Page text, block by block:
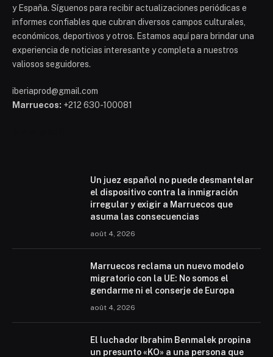
y España. Síguenos para recibir actualizaciones periódicas e
informes confiables que cubran diversos campos culturales,
económicos, deportivos y otros. Estamos aquí para brindar una
experiencia de noticias interesante y completa a nuestros
valiosos seguidores.
iberiaprod@gmail.com
Marruecos: +212 630-100081
Un juez español no puede desmantelar
el dispositivo contra la inmigración
irregular y exigir a Marruecos que
asuma las consecuencias
août 4, 2026
Marruecos reclama un nuevo modelo
migratorio con la UE: No somos el
gendarme ni el conserje de Europa
août 4, 2026
El luchador Ibrahim Benmalek propina
un presunto «KO» a una persona que